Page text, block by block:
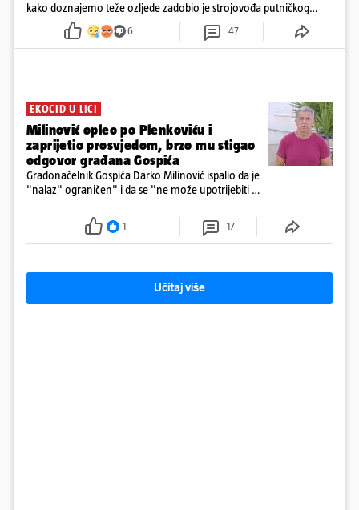
kako doznajemo teže ozljede zadobio je strojovođa putničkog
vlaka. Zatvoren je promet, a fotoreporteri Prigorskog objavili su
prve snimke s mjesta sudara
6 47
EKOCID U LICI
Milinović opleo po Plenkoviću i
zaprijetio prosvjedom, brzo mu stigao
odgovor građana Gospića
Gradonačelnik Gospića Darko Milinović ispalio da je
"nalaz" ograničen" i da se "ne može upotrijebiti za
ga je naručio Uskok i da je dio spisa
1 17
Učitaj više